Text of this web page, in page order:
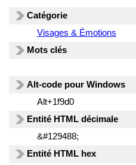
Catégorie
Visages & Émotions
Mots clés
Alt-code pour Windows
Alt+1f9d0
Entité HTML décimale
&#129488;
Entité HTML hex